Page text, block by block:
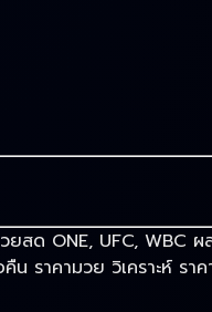
สด ONE, UFC, WBC ผ
ราคามวย วิเคราะห์ ราค